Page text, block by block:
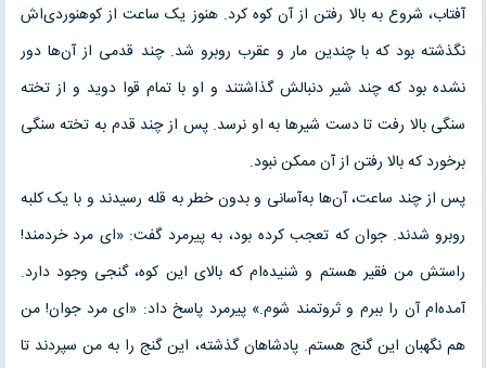
آفتاب، شروع به بالا رفتن از آن کوه کرد. هنوز یک ساعت از کوه‎نوردی‌اش
نگذشته بود که با چندین مار و عقرب روبرو شد. چند قدمی از آن‌ها دور
نشده بود که چند شیر دنبالش گذاشتند و او با تمام قوا دوید و از تخته
سنگی بالا رفت تا دست شیرها به او نرسد. پس از چند قدم به تخته سنگی
برخورد که بالا رفتن از آن ممکن نبود.
پس از چند ساعت، آن‌ها به‌آسانی و بدون خطر به قله رسیدند و با یک کلبه
روبرو شدند. جوان که تعجب کرده بود، به پیرمرد گفت: «ای مرد خردمند!
راستش من فقیر هستم و شنیده‌ام که بالای این کوه، گنجی وجود دارد.
آمده‌ام آن را ببرم و ثروتمند شوم.» پیرمرد پاسخ داد: «ای مرد جوان! من
هم نگهبان این گنج هستم. پادشاهان گذشته، این گنج را به من سپردند تا